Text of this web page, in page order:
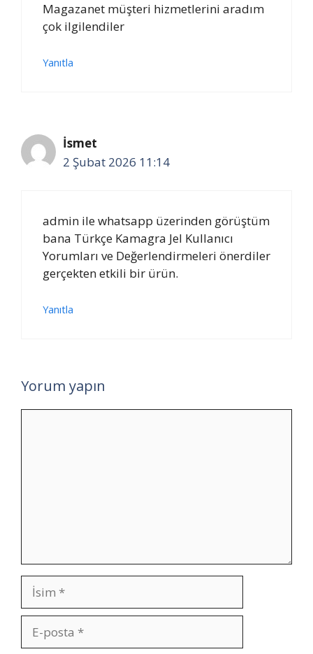
Magazanet müşteri hizmetlerini aradım
çok ilgilendiler
Yanıtla
İsmet
2 Şubat 2026 11:14
admin ile whatsapp üzerinden görüştüm
bana Türkçe Kamagra Jel Kullanıcı
Yorumları ve Değerlendirmeleri önerdiler
gerçekten etkili bir ürün.
Yanıtla
Yorum yapın
İsim
posta